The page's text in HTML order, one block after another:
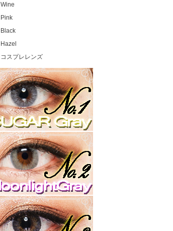
Wine
Pink
Black
Hazel
コスプレレンズ